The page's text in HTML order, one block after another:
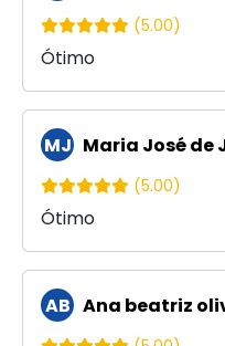
(5.00)
Ótimo
MJ Maria José de
(5.00)
Ótimo
AB Ana beatriz